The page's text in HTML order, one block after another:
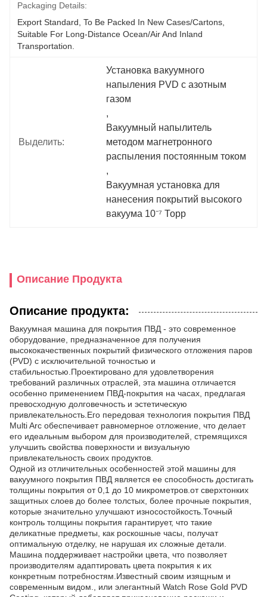
Packaging Details:
Export Standard, To Be Packed In New Cases/cartons,
Suitable For Long-Distance Ocean/air And Inland
Transportation.
Выделить:
Установка вакуумного
напыления PVD с азотным
газом
,
Вакуумный напылитель
методом магнетронного
распыления постоянным током
,
Вакуумная установка для
нанесения покрытий высокого
вакуума 10⁻⁷ Торр
Описание Продукта
Описание продукта:
Вакуумная машина для покрытия ПВД - это современное
оборудование, предназначенное для получения
высококачественных покрытий физического отложения паров
(PVD) с исключительной точностью и
стабильностью.Проектировано для удовлетворения
требований различных отраслей, эта машина отличается
особенно применением ПВД-покрытия на часах, предлагая
превосходную долговечность и эстетическую
привлекательность.Его передовая технология покрытия ПВД
Multi Arc обеспечивает равномерное отложение, что делает
его идеальным выбором для производителей, стремящихся
улучшить свойства поверхности и визуальную
привлекательность своих продуктов.
Одной из отличительных особенностей этой машины для
вакуумного покрытия ПВД является ее способность достигать
толщины покрытия от 0,1 до 10 микрометров.от сверхтонких
защитных слоев до более толстых, более прочные покрытия,
которые значительно улучшают износостойкость.Точный
контроль толщины покрытия гарантирует, что такие
деликатные предметы, как роскошные часы, получат
оптимальную отделку, не нарушая их сложные детали.
Машина поддерживает настройки цвета, что позволяет
производителям адаптировать цвета покрытия к их
конкретным потребностям.Известный своим изящным и
современным видом., или элегантный Watch Rose Gold PVD